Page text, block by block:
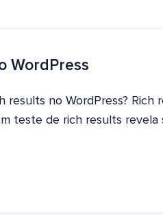
WordPress
no WordPress? Rich
teste de rich results revela